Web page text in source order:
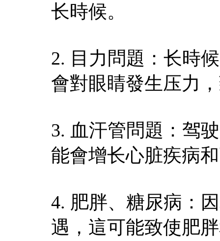
长時候。
2. 目力問題：长時
會對眼睛發生压力
3. 血汗管問題：驾
能會增长心脏疾病
4. 肥胖、糖尿病：
遇，這可能致使肥